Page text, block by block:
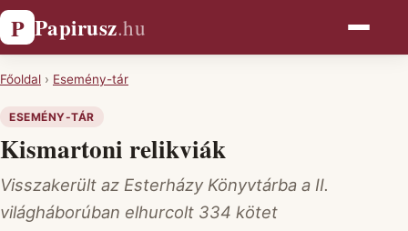
P Papirusz.hu
Főoldal › Esemény-tár
ESEMÉNY-TÁR
Kismartoni relikviák
Visszakerült az Esterházy Könyvtárba a II.
világháborúban elhurcolt 334 kötet